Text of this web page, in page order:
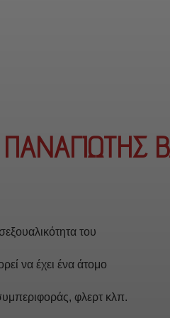
ΠΑΝΑΓΙΩΤΗΣ
του
να έχει ένα άτομο
φλερτ κλπ.